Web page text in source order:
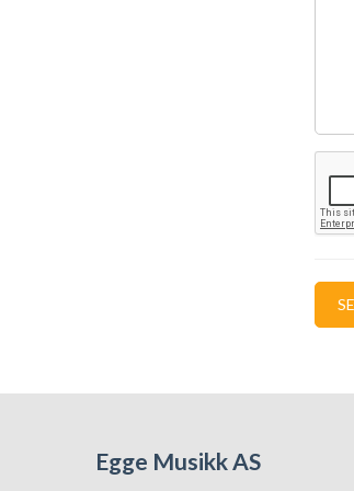
Egge Musikk AS